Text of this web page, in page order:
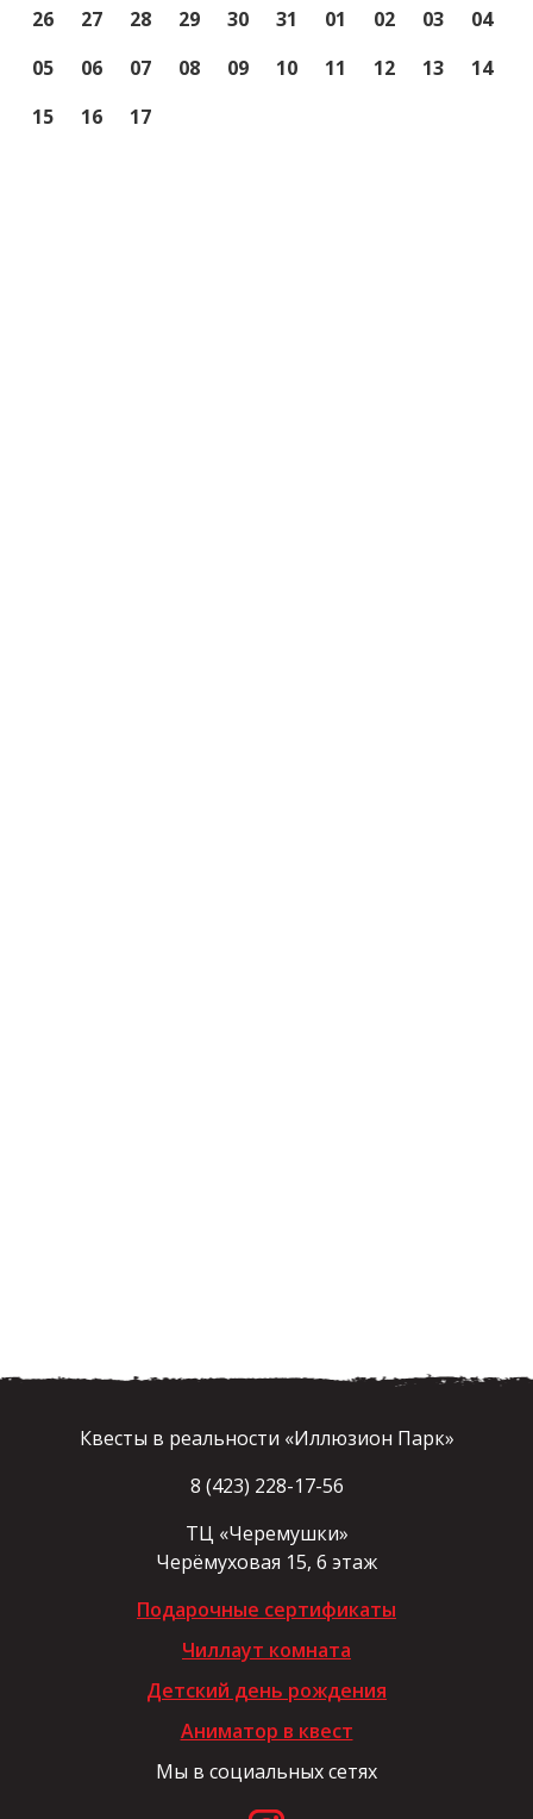
26 27 28 29 30 31 01 02 03
04
05
06 07 08 09 10 11 12 13
14
15
16 17
Квесты в реальности «Иллюзион Парк»
8 (423) 228-17-56
ТЦ «Черемушки»
Черёмуховая 15, 6 этаж
Подарочные сертификаты
Чиллаут комната
Детский день рождения
Аниматор в квест
Мы в социальных сетях